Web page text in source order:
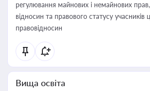
регулювання майнових і немайнових
відносин та правового статусу учасників
правовідносин
Вища освіта